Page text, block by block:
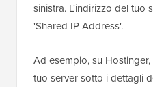
sinistra. L'indirizzo del tuo
'Shared IP Address'.
Ad esempio, su
tuo server sotto i dettagli